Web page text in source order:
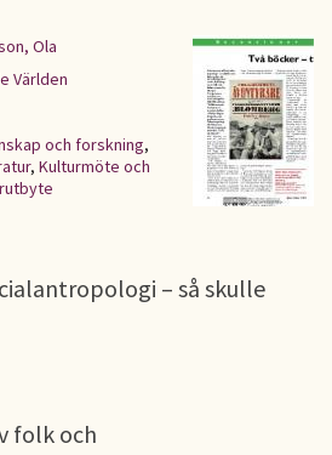
Ola
Världen
och forskning,
, Kulturmöte och
– så skulle
folk och